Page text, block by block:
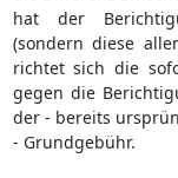
hat der
(sondern diese
richtet sich die
gegen die
der - bereits
- Grundgebühr.